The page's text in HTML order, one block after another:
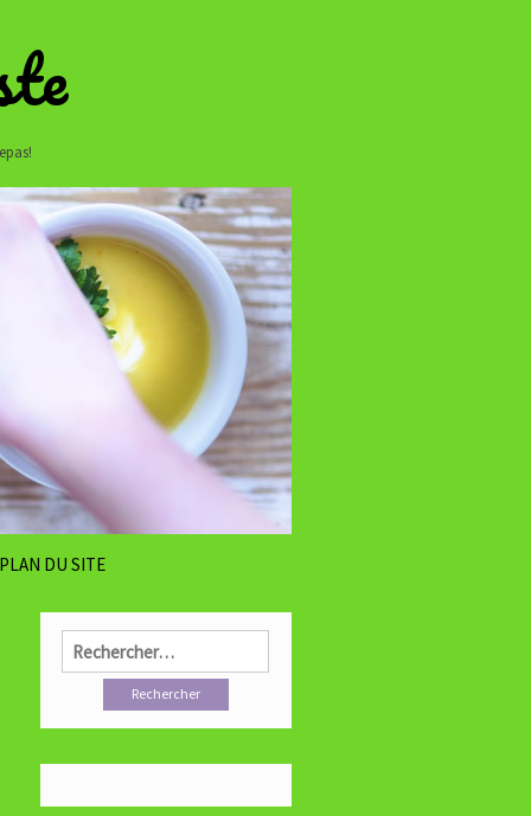
PLAN DU SITE
Rechercher :